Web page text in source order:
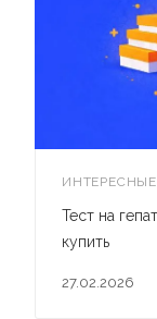
ИНТЕРЕСНЫЕ
27.02.2026
Тест на
купить